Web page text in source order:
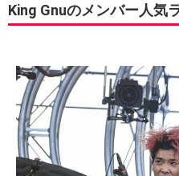
King Gnuのメンバー人気